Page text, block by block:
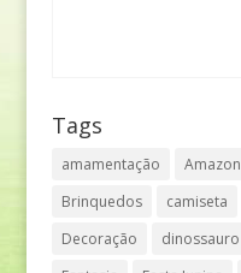
Tags
amamentação Amazon
Brinquedos
camiseta
Decoração
dinossauro